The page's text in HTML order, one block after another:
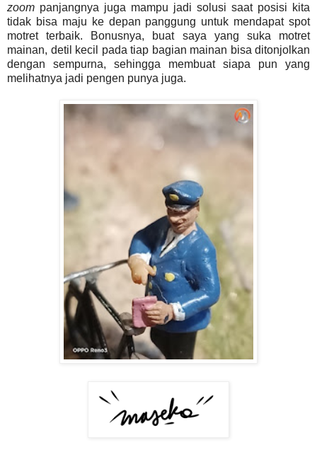
zoom panjangnya juga mampu jadi solusi saat posisi kita
tidak bisa maju ke depan panggung untuk mendapat spot
motret terbaik. Bonusnya, buat saya yang suka motret
mainan, detil kecil pada tiap bagian mainan bisa ditonjolkan
dengan sempurna, sehingga membuat siapa pun yang
melihatnya jadi pengen punya juga.